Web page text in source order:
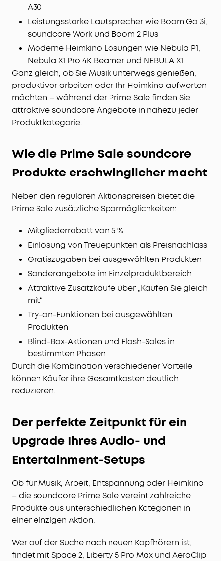
A30
Leistungsstarke Lautsprecher wie Boom Go 3i,
soundcore Work und Boom 2 Plus
Moderne Heimkino Lösungen wie Nebula P1,
Nebula X1 Pro 4K Beamer und NEBULA X1
Ganz gleich, ob Sie Musik unterwegs genießen,
produktiver arbeiten oder Ihr Heimkino aufwerten
möchten – während der Prime Sale finden Sie
attraktive soundcore Angebote in nahezu jeder
Produktkategorie.
Wie die Prime Sale soundcore
Produkte erschwinglicher macht
Neben den regulären Aktionspreisen bietet die
Prime Sale zusätzliche Sparmöglichkeiten:
Mitgliederrabatt von 5 %
Einlösung von Treuepunkten als Preisnachlass
Gratiszugaben bei ausgewählten Produkten
Sonderangebote im Einzelproduktbereich
Attraktive Zusatzkäufe über „Kaufen Sie gleich
mit“
Try-on-Funktionen bei ausgewählten
Produkten
Blind-Box-Aktionen und Flash-Sales in
bestimmten Phasen
Durch die Kombination verschiedener Vorteile
können Käufer ihre Gesamtkosten deutlich
reduzieren.
Der perfekte Zeitpunkt für ein
Upgrade Ihres Audio- und
Entertainment-Setups
Ob für Musik, Arbeit, Entspannung oder Heimkino
– die soundcore Prime Sale vereint zahlreiche
Produkte aus unterschiedlichen Kategorien in
einer einzigen Aktion.
Wer auf der Suche nach neuen Kopfhörern ist,
findet mit Space 2, Liberty 5 Pro Max und AeroClip